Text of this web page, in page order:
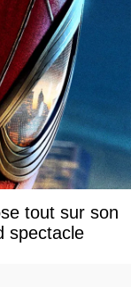
tout sur son
spectacle